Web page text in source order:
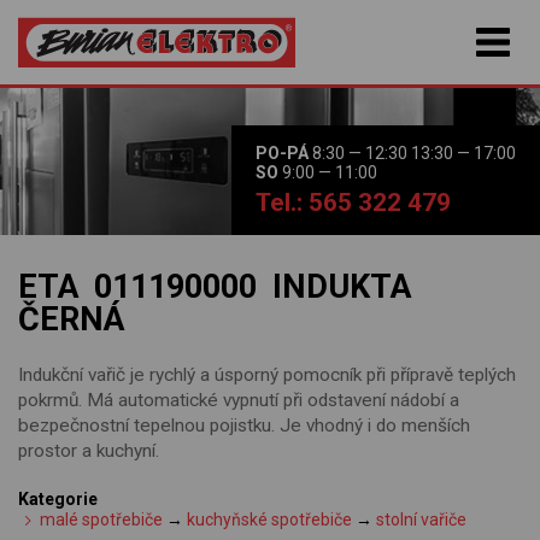
PO-PÁ8:30 — 12:30 13:30 — 17:00
SO 9:00 — 11:00
Tel.: 565 322 479
ETA 011190000 INDUKTA
ČERNÁ
Indukční vařič je rychlý a úsporný pomocník při přípravě teplých
pokrmů. Má automatické vypnutí při odstavení nádobí a
bezpečnostní tepelnou pojistku. Je vhodný i do menších
prostor a kuchyní.
Kategorie
malé spotřebiče → kuchyňské spotřebiče →stolní vařiče